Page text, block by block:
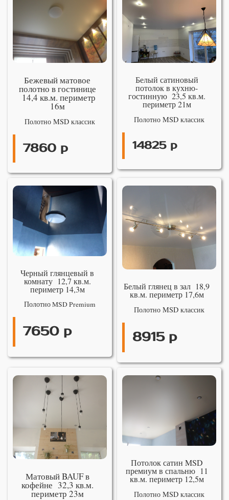
Бежевый матовое
полотно в гостинице
14,4 кв.м. периметр
16м
Полотно MSD классик
7860 р
Белый сатиновый
потолок в кухню-
гостинную 23,5 кв.м.
периметр 21м
Полотно MSD классик
14825 р
Черный глянцевый в
комнату 12,7 кв.м.
периметр 14,3м
Полотно MSD Premium
7650 р
Белый глянец в зал 18,9
кв.м. периметр 17,6м
Полотно MSD классик
8915 р
Матовый BAUF в
кофейне 32,3 кв.м.
периметр 23м
Потолок сатин MSD
премиум в спальню 11
кв.м. периметр 12,5м
Полотно MSD классик